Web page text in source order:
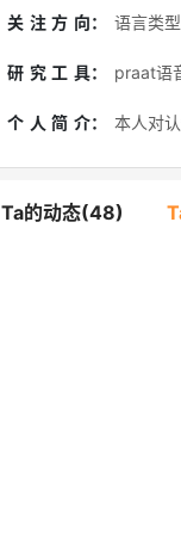
关注方向： 语言类
研究工具： praat语
个人简介： 本人对
Ta的动态(48)